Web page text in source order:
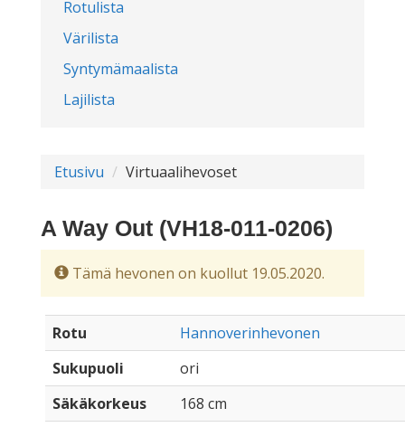
Rotulista
Värilista
Syntymämaalista
Lajilista
Etusivu Virtuaalihevoset
A Way Out (VH18-011-0206)
Tämä hevonen on kuollut 19.05.2020.
Rotu
Hannoverinhevonen
Sukupuoli
ori
Säkäkorkeus
168 cm